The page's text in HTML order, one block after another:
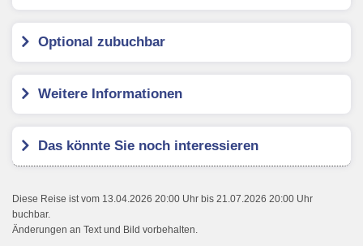
Optional zubuchbar
Weitere Informationen
Das könnte Sie noch interessieren
Diese Reise ist vom 13.04.2026 20:00 Uhr bis 21.07.2026 20:00 Uhr
buchbar.
Änderungen an Text und Bild vorbehalten.